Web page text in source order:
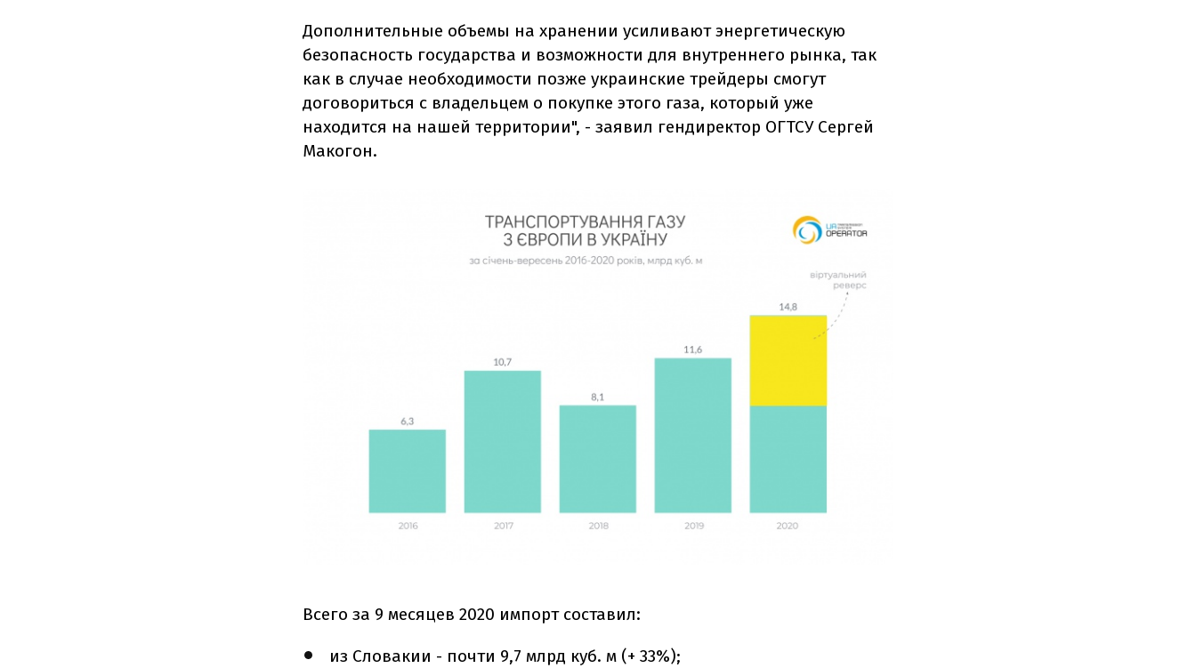
Дополнительные объемы на хранении усиливают энергетическую
безопасность государства и возможности для внутреннего рынка, так
как в случае необходимости позже украинские трейдеры смогут
договориться с владельцем о покупке этого газа, который уже
находится на нашей территории", - заявил гендиректор ОГТСУ Сергей
Макогон.
Всего за 9 месяцев 2020 импорт составил:
из Словакии - почти 9,7 млрд куб. м (+ 33%);